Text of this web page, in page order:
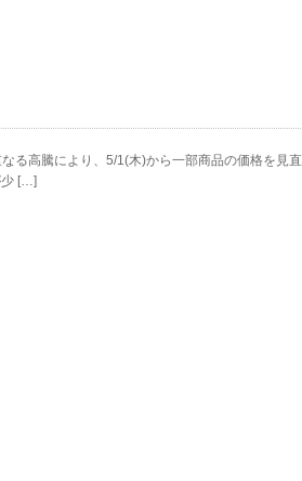
る高騰により、5/1(木)から一部商品の価格を見直
少 […]